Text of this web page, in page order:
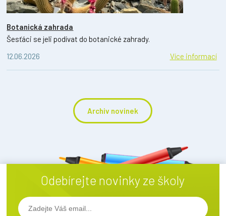
Botanická zahrada
Šesťáci se jeli podívat do botanické zahrady.
12.06.2026
Více informací
Archiv novinek
Odebírejte novinky ze školy